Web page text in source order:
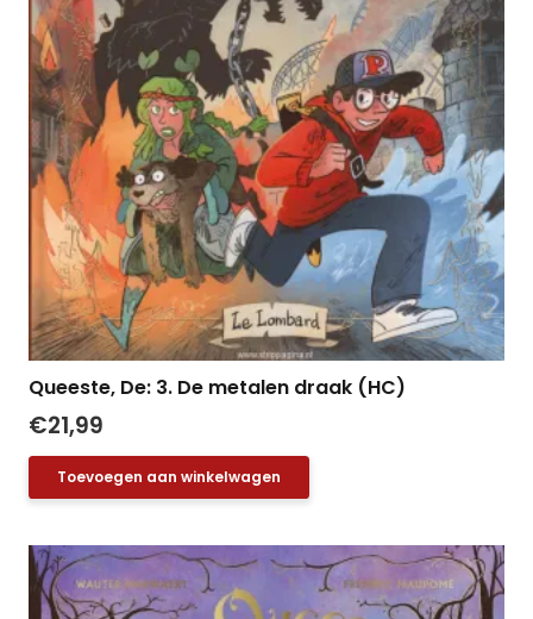
Queeste, De: 3. De metalen draak (HC)
€21,99
Toevoegen aan winkelwagen